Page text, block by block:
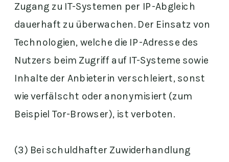
Zugang zu IT-Systemen per IP-Abgleich
dauerhaft zu überwachen. Der Einsatz von
Technologien, welche die IP-Adresse des
Nutzers beim Zugriff auf IT-Systeme sowie
Inhalte der Anbieterin verschleiert, sonst
wie verfälscht oder anonymisiert (zum
Beispiel Tor-Browser), ist verboten.
(3) Bei schuldhafter Zuwiderhandlung